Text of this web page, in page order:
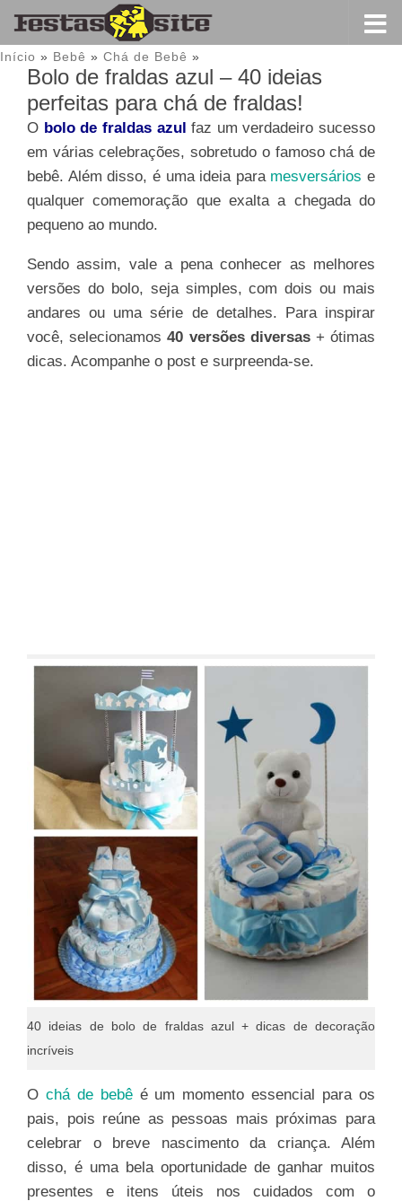
Início » Bebê » Chá de Bebê »
Bolo de fraldas azul – 40 ideias
perfeitas para chá de fraldas!
O bolo de fraldas azul faz um verdadeiro sucesso
em várias celebrações, sobretudo o famoso chá de
bebê. Além disso, é uma ideia para mesversários e
qualquer comemoração que exalta a chegada do
pequeno ao mundo.
Sendo assim, vale a pena conhecer as melhores
versões do bolo, seja simples, com dois ou mais
andares ou uma série de detalhes. Para inspirar
você, selecionamos40 versões diversas+ ótimas
dicas. Acompanhe o post e surpreenda-se.
40 ideias de bolo de fraldas azul + dicas de decoração
incríveis
O chá de bebêé um momento essencial para os
pais, pois reúne as pessoas mais próximas para
celebrar o breve nascimento da criança. Além
disso, é uma bela oportunidade de ganhar muitos
presentes e itens úteis nos cuidados com o